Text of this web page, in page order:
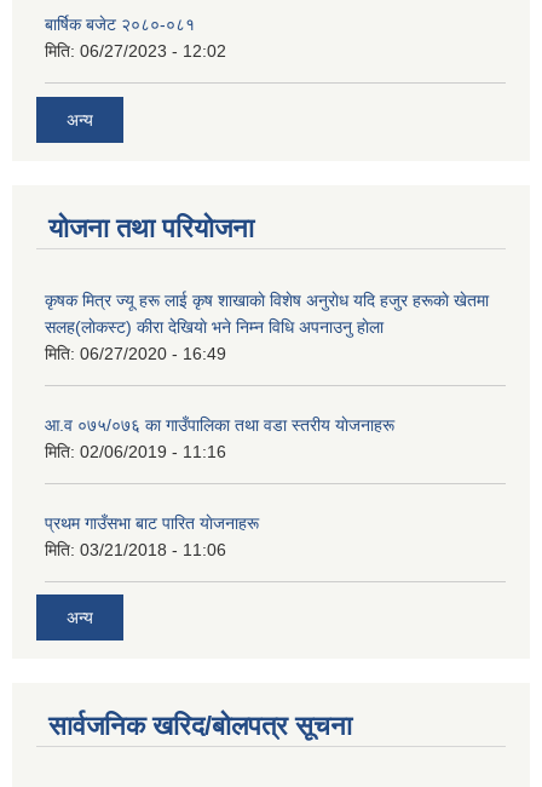
बार्षिक बजेट २०८०-०८१
मिति: 06/27/2023 - 12:02
अन्य
योजना तथा परियोजना
कृषक मित्र ज्यू हरू लाई कृष शाखाकाे विशेष अनुराेध यदि हजुर हरूकाे खेतमा
सलह(लाेकस्ट) कीरा देखियाे भने निम्न विधि अपनाउनु हाेला
मिति: 06/27/2020 - 16:49
आ‍.व ०७५/०७६ का गाउँपालिका तथा वडा स्तरीय याेजनाहरू
मिति: 02/06/2019 - 11:16
प्रथम गाउँसभा बाट पारित याेजनाहरू
मिति: 03/21/2018 - 11:06
अन्य
सार्वजनिक खरिद/बोलपत्र सूचना